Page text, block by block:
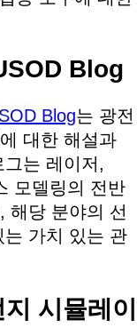
Blog
Blog는 광전
대한 해설과
는 레이저,
모델링의 전반
해당 분야의 선
는 가치 있는 관
시뮬레이